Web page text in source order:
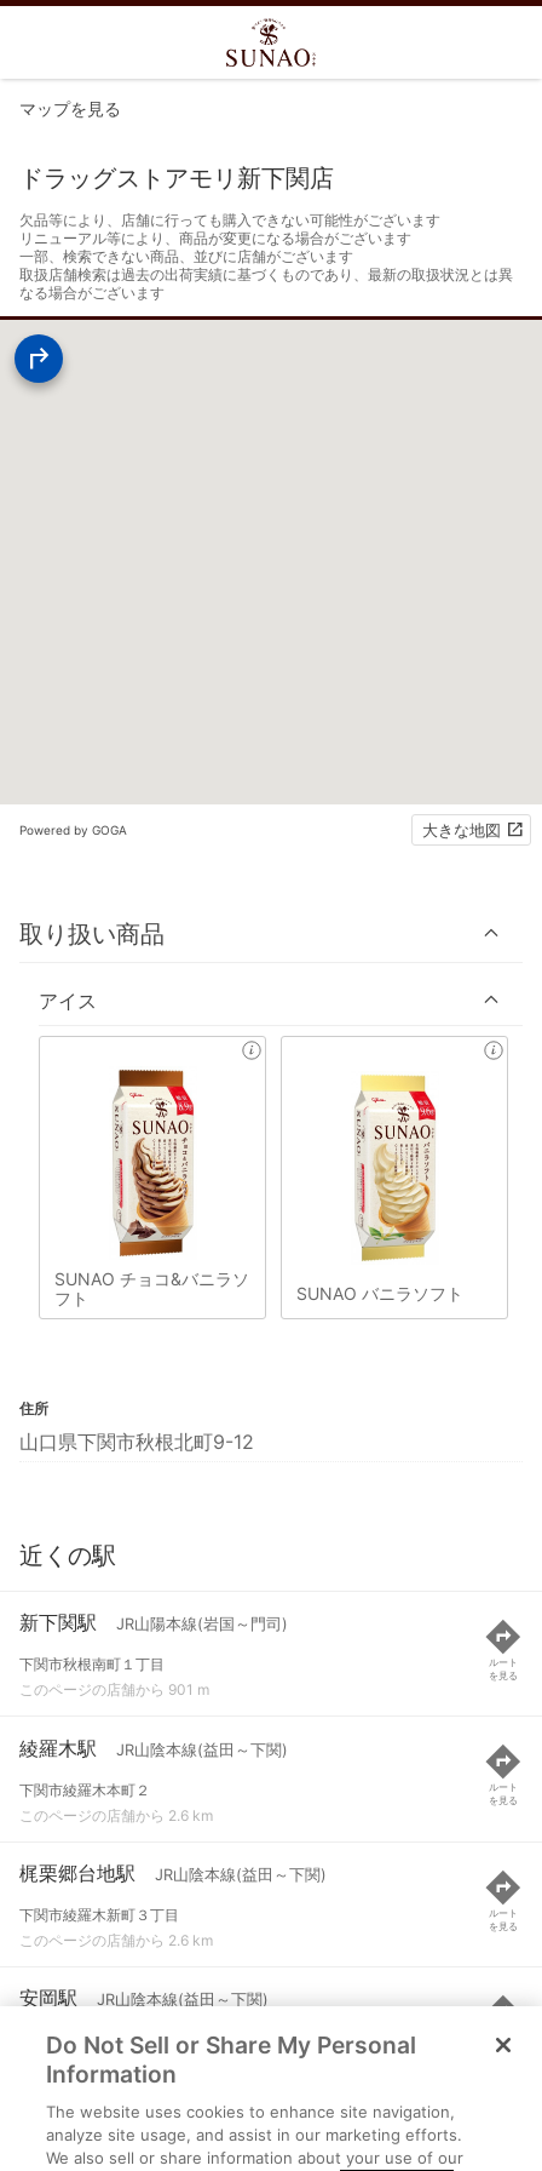
マップを見る
ドラッグストアモリ新下関店
欠品等により、店舗に行っても購入できない可能性がございます
リニューアル等により、商品が変更になる場合がございます
一部、検索できない商品、並びに店舗がございます
取扱店舗検索は過去の出荷実績に基づくものであり、最新の取扱状況とは異
なる場合がございます
Powered by GOGA 大きな地図
取り扱い商品
アイス
SUNAO チョコ&バニラソ
フト
SUNAO バニラソフト
住所
山口県下関市秋根北町9-12
近くの駅
新下関駅 JR山陽本線(岩国～門司)
下関市秋根南町１丁目
このページの店舗から 901 m
ルート
を見る
綾羅木駅 JR山陰本線(益田～下関)
下関市綾羅木本町２
このページの店舗から 2.6 km
ルート
を見る
梶栗郷台地駅 JR山陰本線(益田～下関)
下関市綾羅木新町３丁目
このページの店舗から 2.6 km
ルート
を見る
安岡駅 JR山陰本線(益田～下関)
下関市安岡駅前１
このページの店舗から 3.6 km
ルート
を見る
幡生駅 JR山陽本線(岩国～門司) など
下関市幡生宮の下町
Do Not Sell or Share My Personal
Information
The website uses cookies to enhance site navigation,
analyze site usage, and assist in our marketing efforts.
We also sell or share information about your use of our